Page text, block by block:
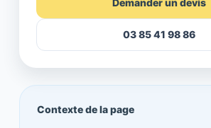
Demander un devis
03 85 41 98 86
Contexte de la page